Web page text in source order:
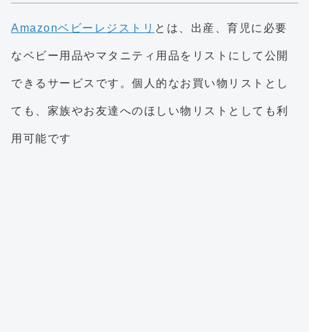
Amazonベビーレジストリ とは、出産、育児に必要
なベビー用品やマタニティ用品をリストにして公開
できるサービスです。個人的なお買い物リストとし
ても、家族やお友達へのほしい物リストとしても利
用可能です